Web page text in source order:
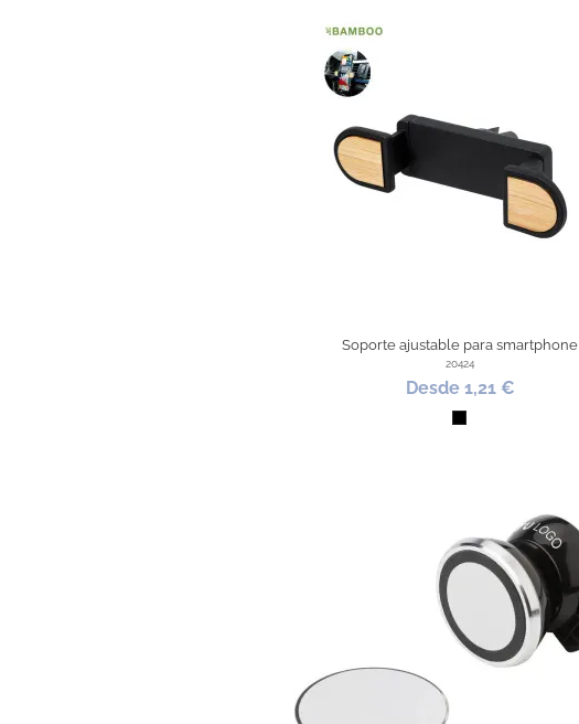
Soporte ajustable para smartphone
20424
Desde 1,21 €
Negro